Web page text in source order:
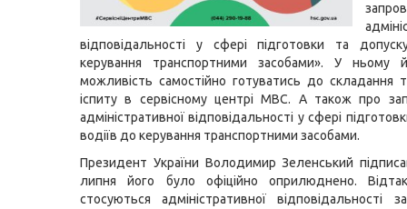
відповідальності у сфері підготовки та
керування транспортними засобами». У ньому
можливість самостійно готуватись до складання
іспиту в сервісному центрі МВС. А також про
адміністративної відповідальності у сфері
водіїв до керування транспортними засобами.
Президент України Володимир Зеленський
липня його було офіційно оприлюднено.
стосуються адміністративної відповідальності